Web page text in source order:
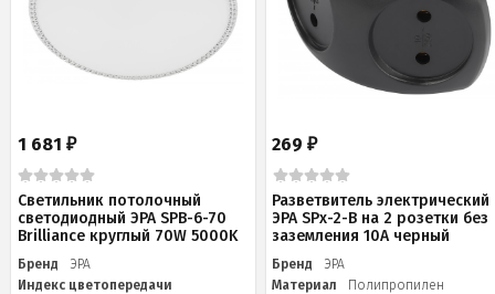
1 681 ₽
Светильник потолочный
светодиодный ЭРА SPB-6-70
Brilliance круглый 70W 5000K
Бренд
ЭРА
Индекс цветопередачи
269₽
Разветвитель электрический
ЭРА SPx-2-B на 2 розетки без
заземления 10А черный
Бренд
ЭРА
Материал
Полипропилен